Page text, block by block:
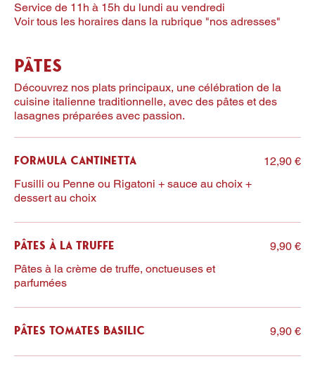
Service de 11h à 15h du lundi au vendredi
Voir tous les horaires dans la rubrique "nos adresses"
Pâtes
Découvrez nos plats principaux, une célébration de la
cuisine italienne traditionnelle, avec des pâtes et des
lasagnes préparées avec passion.
Formula Cantinetta
Fusilli ou Penne ou Rigatoni + sauce au choix +
dessert au choix
12,90 €
Pâtes à la Truffe
Pâtes à la crème de truffe, onctueuses et
parfumées
9,90 €
Pâtes Tomates Basilic 9,90 €